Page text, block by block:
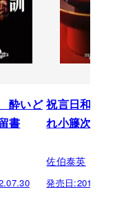
酔いど
書
祝言日和 酔
れ小籐次留書
佐伯泰英
発売日: